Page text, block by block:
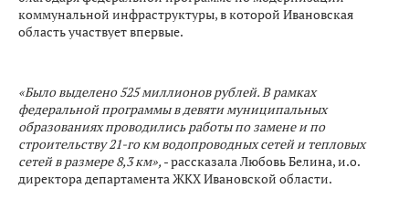
коммунальной инфраструктуры, в которой Ивановская
область участвует впервые.
«Было выделено 525 миллионов рублей. В рамках
федеральной программы в девяти муниципальных
образованиях проводились работы по замене и по
строительству 21-го км водопроводных сетей и тепловых
сетей в размере 8,3 км», - рассказала Любовь Белина, и.о.
директора департамента ЖКХ Ивановской области.